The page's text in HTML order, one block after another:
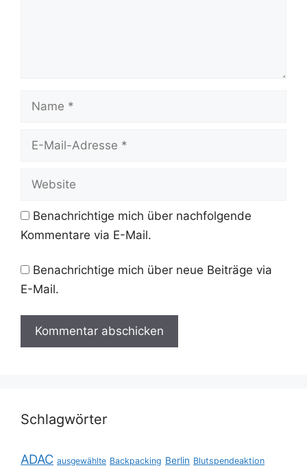
Name
Website
Benachrichtige mich über nachfolgende
Kommentare via E-Mail.
Benachrichtige mich über neue Beiträge via
E-Mail.
Schlagwörter
ADAC ausgewählte Backpacking Berlin Blutspendeaktion